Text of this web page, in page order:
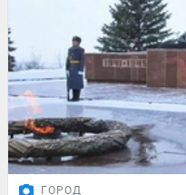
ГОРОД